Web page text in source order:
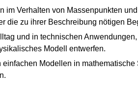
im Verhalten von Massenpunkten
die zu ihrer Beschreibung nötigen
und in technischen
Modell entwerfen.
Modellen in